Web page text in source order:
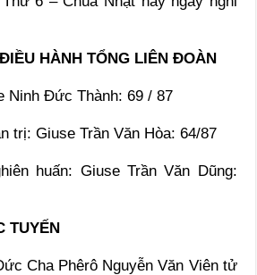
HÀNH TỔNG LIÊN ĐOÀN
Ninh Đức Thành: 69 / 87
trị: Giuse Trần Văn Hòa: 64/87
huấn: Giuse Trần Văn Dũng:
TUYẾN
Cha Phêrô Nguyễn Văn Viên tử